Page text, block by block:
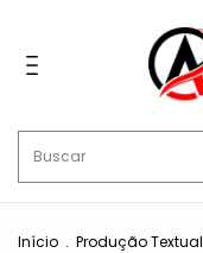
Início . Produção Textual